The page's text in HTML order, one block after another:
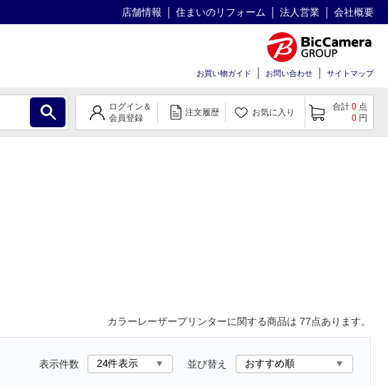
店舗情報 住まいのリフォーム 法人営業 会社概要
お買い物ガイド お問い合わせ サイトマップ
ログイン＆
会員登録
注文履歴 お気に入り
合計 0 点
0 円
カラーレーザープリンターに関する商品は 77点あります。
表示件数 並び替え